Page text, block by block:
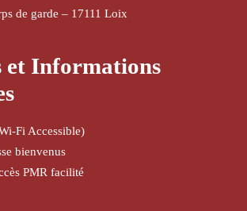
de garde – 17111 Loix
et Informations
Fi Accessible)
bienvenus
PMR facilité